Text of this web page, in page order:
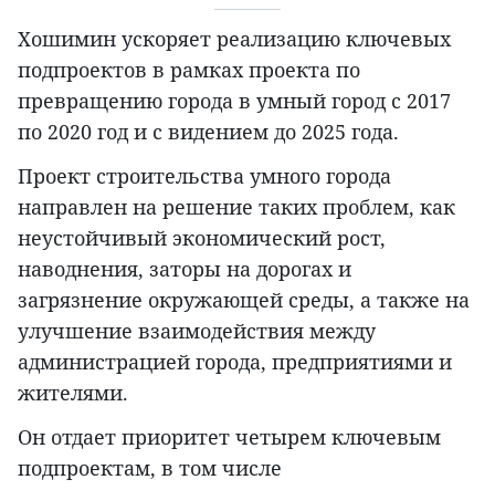
Хошимин ускоряет реализацию ключевых
подпроектов в рамках проекта по
превращению города в умный город с 2017
по 2020 год и с видением до 2025 года.
Проект строительства умного города
направлен на решение таких проблем, как
неустойчивый экономический рост,
наводнения, заторы на дорогах и
загрязнение окружающей среды, а также на
улучшение взаимодействия между
администрацией города, предприятиями и
жителями.
Он отдает приоритет четырем ключевым
подпроектам, в том числе